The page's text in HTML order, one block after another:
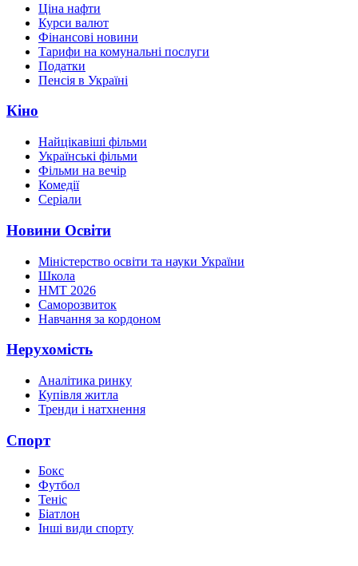
Ціна нафти
Курси валют
Фінансові новини
Тарифи на комунальні послуги
Податки
Пенсія в Україні
Кіно
Найцікавіші фільми
Українські фільми
Фільми на вечір
Комедії
Серіали
Новини Освіти
Міністерство освіти та науки України
Школа
НМТ 2026
Саморозвиток
Навчання за кордоном
Нерухомість
Аналітика ринку
Купівля житла
Тренди і натхнення
Спорт
Бокс
Футбол
Теніс
Біатлон
Інші види спорту